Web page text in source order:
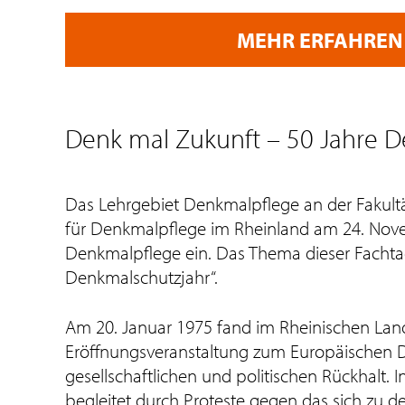
MEHR ERFAHREN
Denk mal Zukunft – 50 Jahre
Das Lehrgebiet Denkmalpflege an der
für Denkmalpflege im Rheinland am 24.
Denkmalpflege ein. Das Thema dieser
Denkmalschutzjahr“.
Am 20. Januar 1975 fand im Rheinischen
Eröffnungsveranstaltung zum
gesellschaftlichen und politischen Rückhalt.
begleitet durch Proteste gegen das sich zu